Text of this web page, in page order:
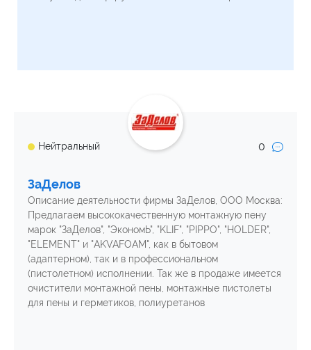
Нейтральный 0
ЗаДелов
Описание деятельности фирмы ЗаДелов, ООО Москва:
Предлагаем высококачественную монтажную пену
марок "ЗаДелов", "ЭкономЬ", "KLIF", "PIPPO", "HOLDER",
"ELEMENT" и "AKVAFOAM", как в бытовом
(адаптерном), так и в профессиональном
(пистолетном) исполнении. Так же в продаже имеется
очистители монтажной пены, монтажные пистолеты
для пены и герметиков, полиуретанов